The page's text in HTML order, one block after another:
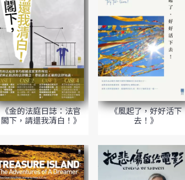
《金的法庭日誌：法官
閣下，請還我清白！》
《風起了，好好活下
去！》